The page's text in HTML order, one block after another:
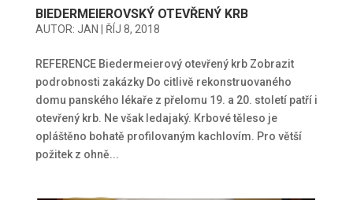
BIEDERMEIEROVSKÝ OTEVŘENÝ KRB
AUTOR: JAN | ŘÍJ 8, 2018
REFERENCE Biedermeierový otevřený krb Zobrazit
podrobnosti zakázky Do citlivě rekonstruovaného
domu panského lékaře z přelomu 19. a 20. století patří i
otevřený krb. Ne však ledajaký. Krbové těleso je
opláštěno bohatě profilovaným kachlovím. Pro větší
požitek z ohně...